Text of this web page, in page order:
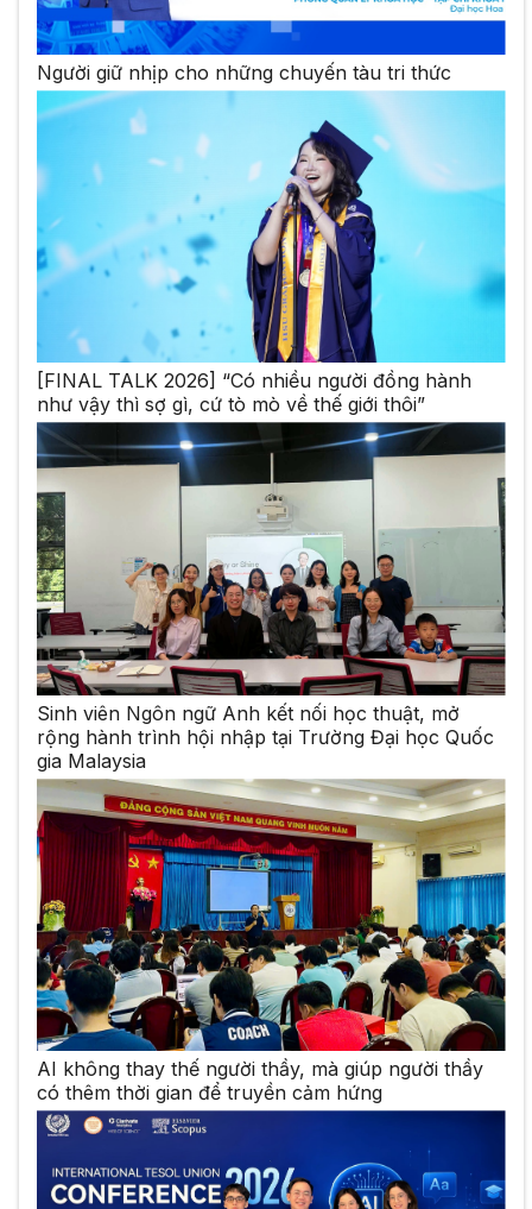
Người giữ nhịp cho những chuyến tàu tri thức
[FINAL TALK 2026] “Có nhiều người đồng hành
như vậy thì sợ gì, cứ tò mò về thế giới thôi”
Sinh viên Ngôn ngữ Anh kết nối học thuật, mở
rộng hành trình hội nhập tại Trường Đại học Quốc
gia Malaysia
AI không thay thế người thầy, mà giúp người thầy
có thêm thời gian để truyền cảm hứng